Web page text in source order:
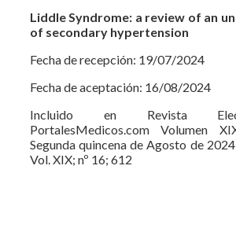
Liddle Syndrome: a review of an
of secondary hypertension
Fecha de recepción: 19/07/2024
Fecha de aceptación: 16/08/2024
Incluido en Revista
PortalesMedicos.com Volumen
Segunda quincena de Agosto de
Vol. XIX; nº 16; 612